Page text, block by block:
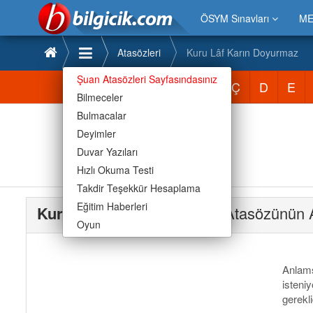
ÖSYM Sınavları
Şuan Atasözleri Sayfasındasınız
Bilmeceler
Bulmacalar
Deyimler
Duvar Yazıları
Hızlı Okuma Testi
Takdir Teşekkür Hesaplama
Eğitim Haberleri
Oyun
Atasözleri Kuru Lâf Karın Doyurmaz
Atasözleri A B C Ç D E
Kuru Lâf Karın Doyurmaz Atasözünün